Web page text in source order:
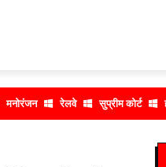
मनोरंजन रेलवे सुप्रीम कोर्ट